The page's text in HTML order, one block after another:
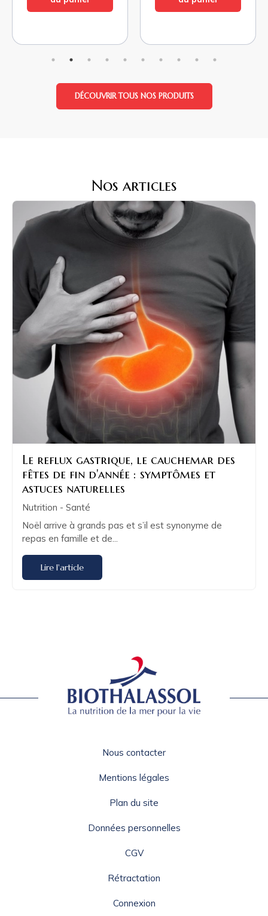
DÉCOUVRIR TOUS NOS PRODUITS
Nos articles
Le reflux gastrique, le cauchemar des
fêtes de fin d'année : symptômes et
astuces naturelles
Nutrition - Santé
Noël arrive à grands pas et s’il est synonyme de
repas en famille et de...
Lire l'article
Nous contacter
Mentions légales
Plan du site
Données personnelles
CGV
Rétractation
Connexion